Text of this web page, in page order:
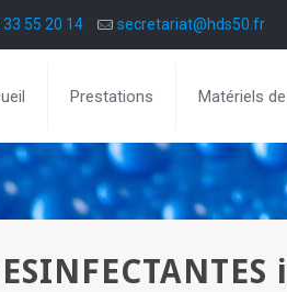
33 55 20 14 secretariat@hds50.fr
Prestations Matériels